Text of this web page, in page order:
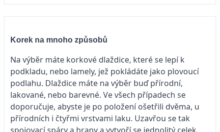
Korek na mnoho způsobů
Na výběr máte korkové dlaždice, které se lepí k
podkladu, nebo lamely, jež pokládáte jako plovoucí
podlahu. Dlaždice máte na výběr buď přírodní,
lakované, nebo barevné. Ve všech případech se
doporučuje, abyste je po položení ošetřili dvěma, u
přírodních i čtyřmi vrstvami laku. Uzavřou se tak